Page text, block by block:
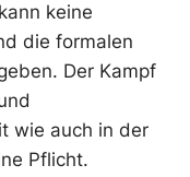
keine
die formalen
Der Kampf
wie auch in der
Pflicht.